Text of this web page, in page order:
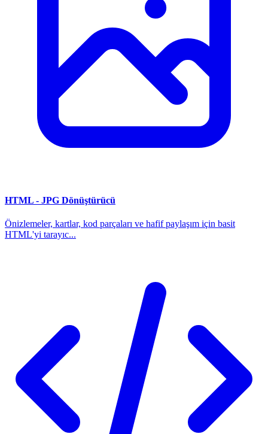
HTML - JPG Dönüştürücü
Önizlemeler, kartlar, kod parçaları ve hafif paylaşım için basit
HTML'yi tarayıc...